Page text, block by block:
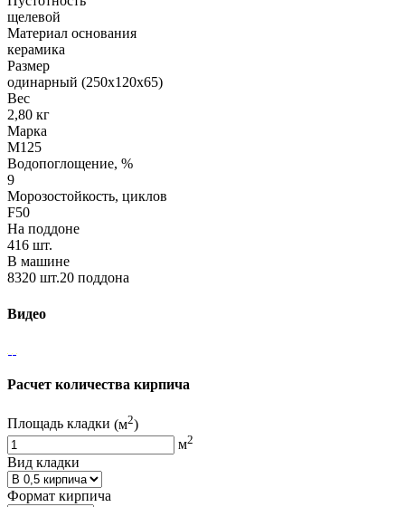
щелевой
Материал основания
керамика
Размер
одинарный (250х120х65)
Вес
2,80 кг
Марка
М125
Водопоглощение, %
9
Морозостойкость, циклов
F50
На поддоне
416 шт.
В машине
8320 шт.20 поддона
Видео
Расчет количества кирпича
Площадь кладки (м2)
м2
Вид кладки
Формат кирпича